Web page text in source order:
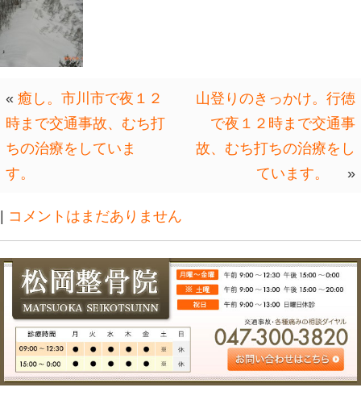
ので、木がある所は、まだよかった
無い所は、足を、斜面に刺し、指先
て登った。（怖いよー。怖いよー。）
なんとか無事に登りきることが、出
降りは、気をつけながら、お尻で、
たまに、木にぶっかったり、止まれ
た。
なんとか、無事に下山出来て良かっ
次回の５月の連休の山登りは、今回
ら、大丈夫かな？と思っている。